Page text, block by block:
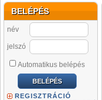
BELÉPÉS
név
jelszó
Automatikus belépés
REGISZTRÁCIÓ